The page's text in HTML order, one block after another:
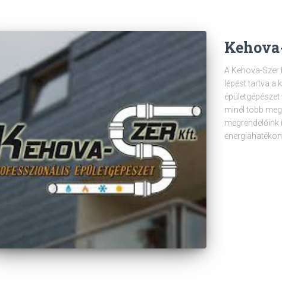
A Kehova-
lépést tartva a
minél több
megrendelőink